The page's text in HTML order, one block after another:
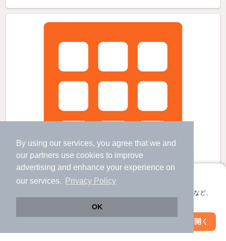
By using our services, you agree that we and
our partners use cookies to improve
advertising and enhance your experience on
our services.
Privacy Policy
OK
アプリに切り替えて、サクサクお部屋探し
会員登録なしですぐ使える。マップ検索やお気に入り保存など、
アプリを開く
絞り込み条件を変更